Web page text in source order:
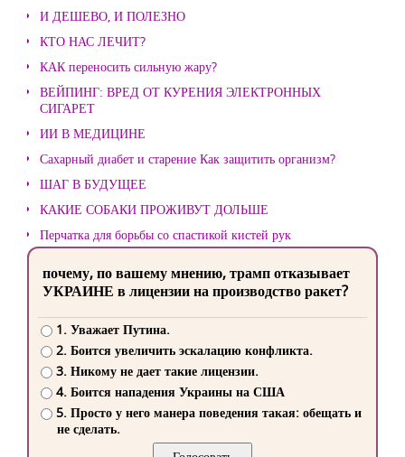
И ДЕШЕВО, И ПОЛЕЗНО
КТО НАС ЛЕЧИТ?
КАК переносить сильную жару?
ВЕЙПИНГ: ВРЕД ОТ КУРЕНИЯ ЭЛЕКТРОННЫХ
СИГАРЕТ
ИИ В МЕДИЦИНЕ
Сахарный диабет и старение Как защитить организм?
ШАГ В БУДУЩЕЕ
КАКИЕ СОБАКИ ПРОЖИВУТ ДОЛЬШЕ
Перчатка для борьбы со спастикой кистей рук
почему, по вашему мнению, трамп отказывает
УКРАИНЕ в лицензии на производство ракет?
1. Уважает Путина.
2. Боится увеличить эскалацию конфликта.
3. Никому не дает такие лицензии.
4. Боится нападения Украины на США
5. Просто у него манера поведения такая: обещать и
не сделать.